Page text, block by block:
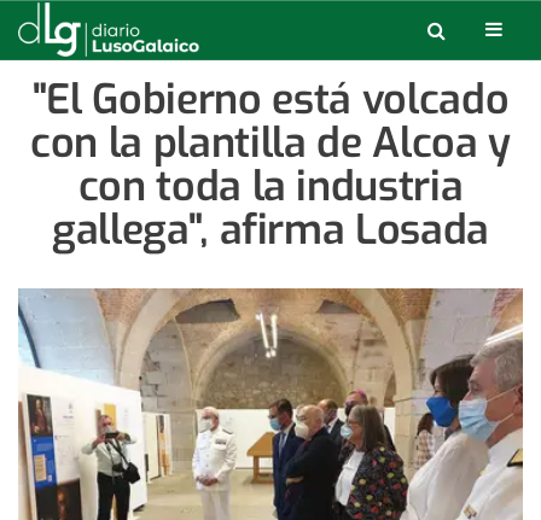
"El Gobierno está volcado
con la plantilla de Alcoa y
con toda la industria
gallega", afirma Losada